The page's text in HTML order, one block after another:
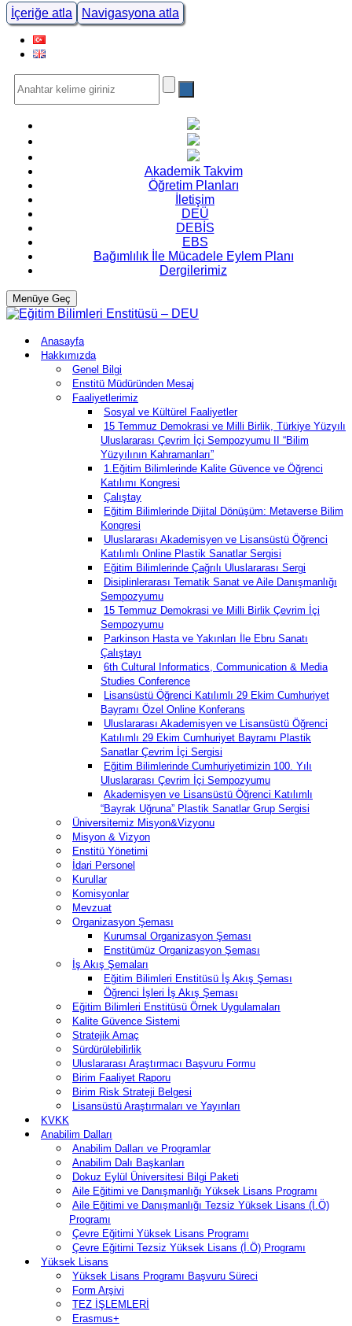
İçeriğe atla Navigasyona atla
Akademik Takvim
Öğretim Planları
İletişim
DEÜ
DEBİS
EBS
Bağımlılık İle Mücadele Eylem Planı
Dergilerimiz
Menüye Geç
Anasayfa
Hakkımızda
Genel Bilgi
Enstitü Müdüründen Mesaj
Faaliyetlerimiz
Sosyal ve Kültürel Faaliyetler
15 Temmuz Demokrasi ve Milli Birlik, Türkiye Yüzyılı
Uluslararası Çevrim İçi Sempozyumu II “Bilim
Yüzyılının Kahramanları”
1.Eğitim Bilimlerinde Kalite Güvence ve Öğrenci
Katılımı Kongresi
Çalıştay
Eğitim Bilimlerinde Dijital Dönüşüm: Metaverse Bilim
Kongresi
Uluslararası Akademisyen ve Lisansüstü Öğrenci
Katılımlı Online Plastik Sanatlar Sergisi
Eğitim Bilimlerinde Çağrılı Uluslararası Sergi
Disiplinlerarası Tematik Sanat ve Aile Danışmanlığı
Sempozyumu
15 Temmuz Demokrasi ve Milli Birlik Çevrim İçi
Sempozyumu
Parkinson Hasta ve Yakınları İle Ebru Sanatı
Çalıştayı
6th Cultural Informatics, Communication & Media
Studies Conference
Lisansüstü Öğrenci Katılımlı 29 Ekim Cumhuriyet
Bayramı Özel Online Konferans
Uluslararası Akademisyen ve Lisansüstü Öğrenci
Katılımlı 29 Ekim Cumhuriyet Bayramı Plastik
Sanatlar Çevrim İçi Sergisi
Eğitim Bilimlerinde Cumhuriyetimizin 100. Yılı
Uluslararası Çevrim İçi Sempozyumu
Akademisyen ve Lisansüstü Öğrenci Katılımlı
“Bayrak Uğruna” Plastik Sanatlar Grup Sergisi
Üniversitemiz Misyon&Vizyonu
Misyon & Vizyon
Enstitü Yönetimi
İdari Personel
Kurullar
Komisyonlar
Mevzuat
Organizasyon Şeması
Kurumsal Organizasyon Şeması
Enstitümüz Organizasyon Şeması
İş Akış Şemaları
Eğitim Bilimleri Enstitüsü İş Akış Şeması
Öğrenci İşleri İş Akış Şeması
Eğitim Bilimleri Enstitüsü Örnek Uygulamaları
Kalite Güvence Sistemi
Stratejik Amaç
Sürdürülebilirlik
Uluslararası Araştırmacı Başvuru Formu
Birim Faaliyet Raporu
Birim Risk Strateji Belgesi
Lisansüstü Araştırmaları ve Yayınları
KVKK
Anabilim Dalları
Anabilim Dalları ve Programlar
Anabilim Dalı Başkanları
Dokuz Eylül Üniversitesi Bilgi Paketi
Aile Eğitimi ve Danışmanlığı Yüksek Lisans Programı
Aile Eğitimi ve Danışmanlığı Tezsiz Yüksek Lisans (İ.Ö)
Programı
Çevre Eğitimi Yüksek Lisans Programı
Çevre Eğitimi Tezsiz Yüksek Lisans (İ.Ö) Programı
Yüksek Lisans
Yüksek Lisans Programı Başvuru Süreci
Form Arşivi
TEZ İŞLEMLERİ
Erasmus+